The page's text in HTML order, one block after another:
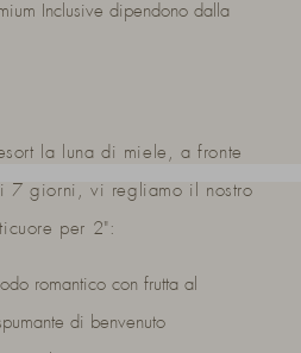
Inclusive dipendono dalla
la luna di miele, a fronte
7 giorni, vi regliamo il nostro
per 2":
romantico con frutta al
di benvenuto